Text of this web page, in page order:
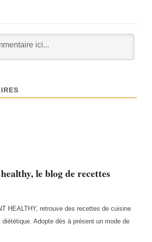
le blog de recettes
HEALTHY, retrouve des recettes de cuisine
Adopte dès à présent un mode de